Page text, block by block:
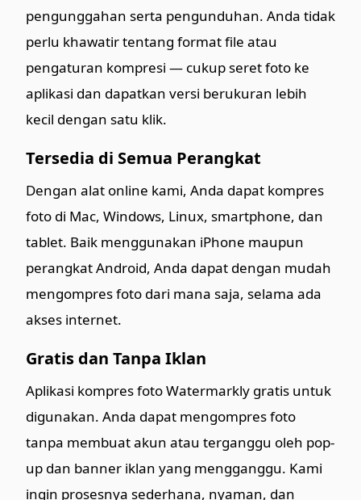
pengunggahan serta pengunduhan. Anda tidak
perlu khawatir tentang format file atau
pengaturan kompresi — cukup seret foto ke
aplikasi dan dapatkan versi berukuran lebih
kecil dengan satu klik.
Tersedia di Semua Perangkat
Dengan alat online kami, Anda dapat kompres
foto di Mac, Windows, Linux, smartphone, dan
tablet. Baik menggunakan iPhone maupun
perangkat Android, Anda dapat dengan mudah
mengompres foto dari mana saja, selama ada
akses internet.
Gratis dan Tanpa Iklan
Aplikasi kompres foto Watermarkly gratis untuk
digunakan. Anda dapat mengompres foto
tanpa membuat akun atau terganggu oleh pop-
up dan banner iklan yang mengganggu. Kami
ingin prosesnya sederhana, nyaman, dan